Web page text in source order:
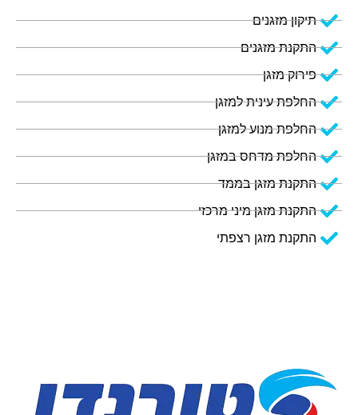
תיקון מזגנים
התקנת מזגנים
פירוק מזגן
החלפת עינית למזגן
החלפת מנוע למזגן
החלפת מדחס במזגן
התקנת מזגן בממד
התקנת מזגן מיני מרכזי
התקנת מזגן רצפתי